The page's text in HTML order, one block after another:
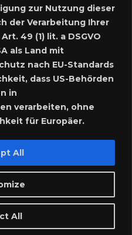
zur Nutzung dieser
der Verarbeitung Ihrer
49 (1) lit. a DSGVO
als Land mit
nach EU-Standards
dass US-Behörden
in
verarbeiten, ohne
für Europäer.
All
All